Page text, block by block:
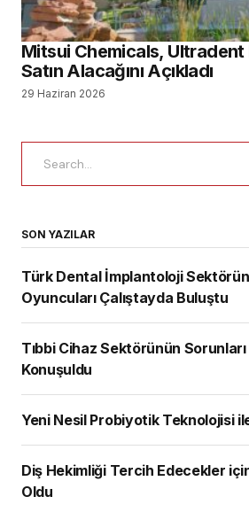
Mitsui Chemicals, Ultradent
Satın Alacağını Açıkladı
29 Haziran 2026
SON YAZILAR
Türk Dental İmplantoloji
Oyuncuları Çalıştayda Buluştu
Tıbbi Cihaz Sektörünün
Konuşuldu
Yeni Nesil Probiyotik Teknolojisi
Diş Hekimliği Tercih Edecekler için Kontenjanlar
Oldu